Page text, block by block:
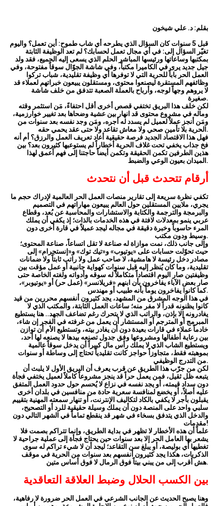
بقلم: د. علي شيخون
قبل 5 سنوات كان السؤال الذي يطرحه أي شاب طموح: أين تعمل؟ واليوم
تغيّر السؤال إلى: في أي مجال تعمل لحسابك؟ لم تعد الوظيفة الثابتة
بمكتبها وساعاتها ورئيسها المباشر الحلم الذي يسعى إليه الجميع، فقد ولد
جيل جديد يرى في الكاميرا مكتباً، وفي شاشة الجوّال سوقاً مفتوحة، وفي
العمل الحر باباً للحرية التي لا توفرها أي وظيفة تقليدية، شباب تركوا
وظائفهم المستقرة ليصنعوا محتوى، ومستقلون يبيعون خبراتهم لعملاء قد
لا يروهم وجهاً لوجه، وأرباح بالعملة الصعبة تتدفق من خلف شاشة
صغيرة.
لكن خلف هذا البريق تختفي قصص أخرى أقل احتفاءً، مَن استثمر وقته
وماله في مشروع محتوى قد انهار بين عشية وضحاها بعد تغيير خوارزمية،
ومَن أنجز عملاً لعميل لم يسدد له أجره، ومَن وجد نفسه بعد سنوات من
الحرية بلا تأمين صحي ولا معاش تقاعد ولا حتى عقد يحمي حقه.
فهل هذا الاقتصاد الجديد فرصة حقيقية أعاد تعريف العمل والرزق؟ أم أنه
فخ جذاب يخفي تحت غلاف الحرية أخطاراً لم يستوعبها كثيرون بعد؟ بين
هذين الطرفين تكمن الحقيقة وتكمن أيضاً حاجتنا إلى فهم أعمق لهذا
الميدان بعيون الوعي والضبط.
أرقام تتحدث قبل أن نتحدث
تكفي نظرة سريعة إلى تقارير منصات العمل الحر العالمية لإدراك حجم ما
يجري، ملايين المستقلين حول العالم يبيعون مهاراتهم في التصميم
والبرمجة والترجمة والكتابة والاستشارات والمحاسبة عن بُعد، وقطاع
عربي ينمو بمعدلات لافتة في هذه الخدمات بالذات؛ إذ يكفي أن يملك
المرء حاسوباً وخبرة دقيقة في مجاله ليجد عميلاً في قارة أخرى دون
وسيط ودون مكتب.
وإلى جانب ذلك، نمت موازاة له صناعة لا تقل اتساعاً، صناعة المحتوى؛
حيث تحوّلت حسابات على «يوتيوب» و«تيك توك» و«إنستجرام» إلى
مصادر دخل رئيسة لا هامشية، لا صاحب عمل ولا راتب ثابتاً ولا ضمانات
تقليدية، وما كان يُنظر إليه قبل سنوات كهواية جانبية أو عمل مؤقت بين
وظيفتين صار اليوم اقتصاداً متكاملاً له سوقه وأدواته ولغته الخاصة حتى
صار بعض الآباء يفاخرون بأن ابنهم «فريلانسر» (عمل حر) أو «يوتيوبر»،
كما كانوا يفاخرون يوماً بأنه طبيب أو مهندس.
في هذا الوجه المشرق من المشهد، يجد كثيرون أنفسهم محررين من قيد
كانوا يظنونه قدراً لا مفر منه؛ ساعات العمل الثابتة، والمكتب الذي لا
يغادرونه إلا بإذن، والراتب الذي لا يتحرك رغم تضاعف الجهد.. هنا يستطيع
المبرمج أو المترجم أو المستشار أن يعمل من غرفته في الفجر إن شاء،
خادماً عملاء في قارات بعيدة دون أن يغادر بيته، وتستطيع الأم أن توازن
بين رعاية أطفالها ومشروعها وفق جدول تصنعه بيدها لا يصنعه لها أحد،
ويستطيع الشاب الذي لا يملك رأس مال كبيراً أن يدخل سوقاً عالمية
بموهبته فقط، متجاوزاً حواجز كانت تقليدياً تحتاج إلى وساطة أو سنوات
من التدرج الوظيفي.
لكن من جرّب هذا الطريق عن قرب يعرف أن البريق الأول لا يلبث أن
يتبعه ظل ثقيل، فمن يعمل حراً قد ينجز مشروعاً كاملاً لعميل يختفي فجأة
دون سداد قيمته، أو يجد نفسه في نزاع لا يُحسم حول حدود العمل المتفق
عليه أصلاً، أو يخضع لمنافسة سعرية حادة من منافسين في بلدان أخرى
يقبلون بأجر لا يكفي بالكاد لتكاليف الإنترنت، أو تنهار سمعته المهنية بتقييم
سلبي واحد على المنصة دون أن يملك وسيلة حقيقية للرد أو التصحيح،
والدخل الذي يتدفق بسخاء في شهر قد ينقطع تماماً في الشهر التالي دون
مقدمات!
علماً أن هذه الأخطار لا تظهر في بداية الطريق، وإنما تتراكم بصمت فلا
يشعر بها العامل الحر إلا بعد سنوات حين يحتاج فجأة إلى عملية جراحية لا
تغطيها أي بوليصة، أو يبلغ سن التقاعد؛ ليجد أن لا شيء تراكم له سوى
الذكريات، هكذا يجد كثيرون أنفسهم بعد سنوات من الحرية في موقف
هش أقرب إلى من يبني بيتاً فوق الرمال لا فوق أساس متين.
بين الكسب الحلال وضبط العلاقة التعاقدية
وهنا يصبح الحديث عن الجانب الشرعي في العمل الحر ضرورة لا رفاهية،